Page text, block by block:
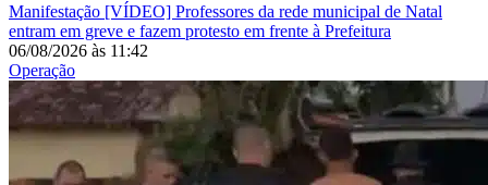
Manifestação [VÍDEO] Professores da rede municipal de Natal
entram em greve e fazem protesto em frente à Prefeitura
06/08/2026 às 11:42
Operação